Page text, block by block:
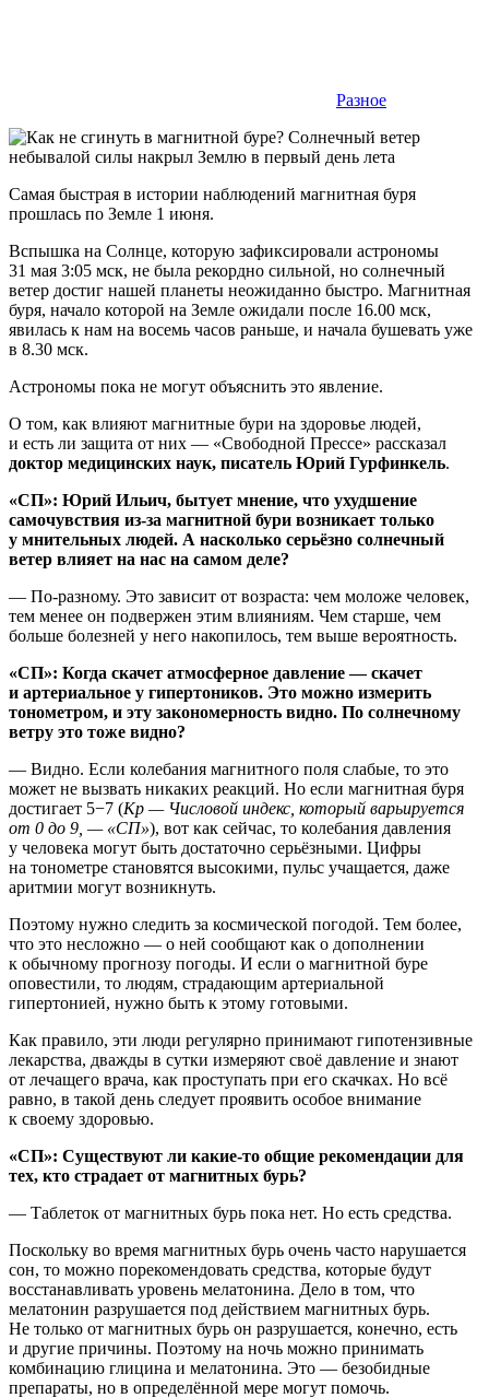
Разное
Самая быстрая в истории наблюдений магнитная буря
прошлась по Земле 1 июня.
Вспышка на Солнце, которую зафиксировали астрономы
31 мая 3:05 мск, не была рекордно сильной, но солнечный
ветер достиг нашей планеты неожиданно быстро. Магнитная
буря, начало которой на Земле ожидали после 16.00 мск,
явилась к нам на восемь часов раньше, и начала бушевать уже
в 8.30 мск.
Астрономы пока не могут объяснить это явление.
О том, как влияют магнитные бури на здоровье людей,
и есть ли защита от них — «Свободной Прессе» рассказал
доктор медицинских наук, писатель Юрий Гурфинкель.
«СП»: Юрий Ильич, бытует мнение, что ухудшение
самочувствия из-за магнитной бури возникает только
у мнительных людей. А насколько серьёзно солнечный
ветер влияет на нас на самом деле?
— По-разному. Это зависит от возраста: чем моложе человек,
тем менее он подвержен этим влияниям. Чем старше, чем
больше болезней у него накопилось, тем выше вероятность.
«СП»: Когда скачет атмосферное давление — скачет
и артериальное у гипертоников. Это можно измерить
тонометром, и эту закономерность видно. По солнечному
ветру это тоже видно?
— Видно. Если колебания магнитного поля слабые, то это
может не вызвать никаких реакций. Но если магнитная буря
достигает 5−7 (Kp — Числовой индекс, который варьируется
от 0 до 9, — «СП»), вот как сейчас, то колебания давления
у человека могут быть достаточно серьёзными. Цифры
на тонометре становятся высокими, пульс учащается, даже
аритмии могут возникнуть.
Поэтому нужно следить за космической погодой. Тем более,
что это несложно — о ней сообщают как о дополнении
к обычному прогнозу погоды. И если о магнитной буре
оповестили, то людям, страдающим артериальной
гипертонией, нужно быть к этому готовыми.
Как правило, эти люди регулярно принимают гипотензивные
лекарства, дважды в сутки измеряют своё давление и знают
от лечащего врача, как проступать при его скачках. Но всё
равно, в такой день следует проявить особое внимание
к своему здоровью.
«СП»: Существуют ли какие-то общие рекомендации для
тех, кто страдает от магнитных бурь?
— Таблеток от магнитных бурь пока нет. Но есть средства.
Поскольку во время магнитных бурь очень часто нарушается
сон, то можно порекомендовать средства, которые будут
восстанавливать уровень мелатонина. Дело в том, что
мелатонин разрушается под действием магнитных бурь.
Не только от магнитных бурь он разрушается, конечно, есть
и другие причины. Поэтому на ночь можно принимать
комбинацию глицина и мелатонина. Это — безобидные
препараты, но в определённой мере могут помочь.